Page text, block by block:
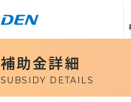
補助金詳細
SUBSIDY DETAILS